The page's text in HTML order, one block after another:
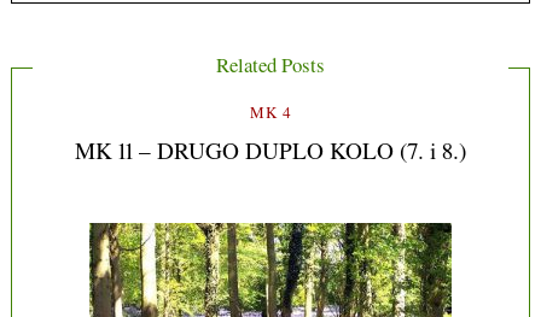
Related Posts
MK 4
MK 11 – DRUGO DUPLO KOLO (7. i 8.)